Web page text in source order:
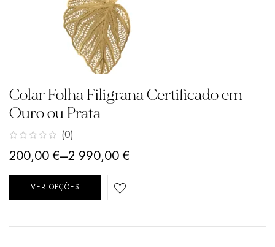
Colar Folha Filigrana Certificado em
Ouro ou Prata
(0)
200,00€–2 990,00€
VER OPÇÕES